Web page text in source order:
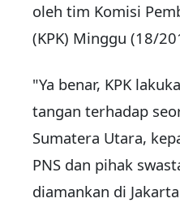
oleh tim Komisi
(KPK) Minggu (18/
"Ya benar, KPK
tangan terhadap
Sumatera Utara,
PNS dan pihak
diamankan di